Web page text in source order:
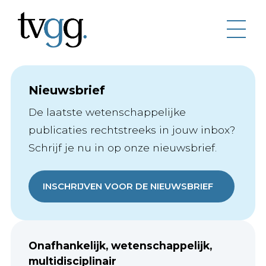
Nieuwsbrief
De laatste wetenschappelijke
publicaties rechtstreeks in jouw inbox?
Schrijf je nu in op onze nieuwsbrief.
INSCHRIJVEN VOOR DE NIEUWSBRIEF
Onafhankelijk, wetenschappelijk,
multidisciplinair